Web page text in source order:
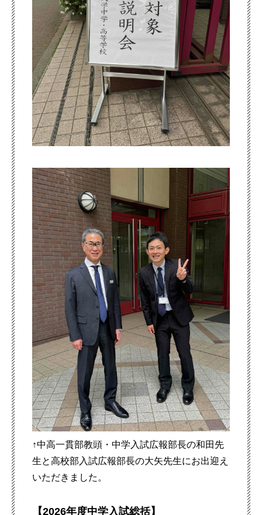
↑中高一貫部教頭・中学入試広報部長の和田先
生と高校部入試広報部長の大矢先生にお出迎え
いただきました。
【2026年度中学入試総括】